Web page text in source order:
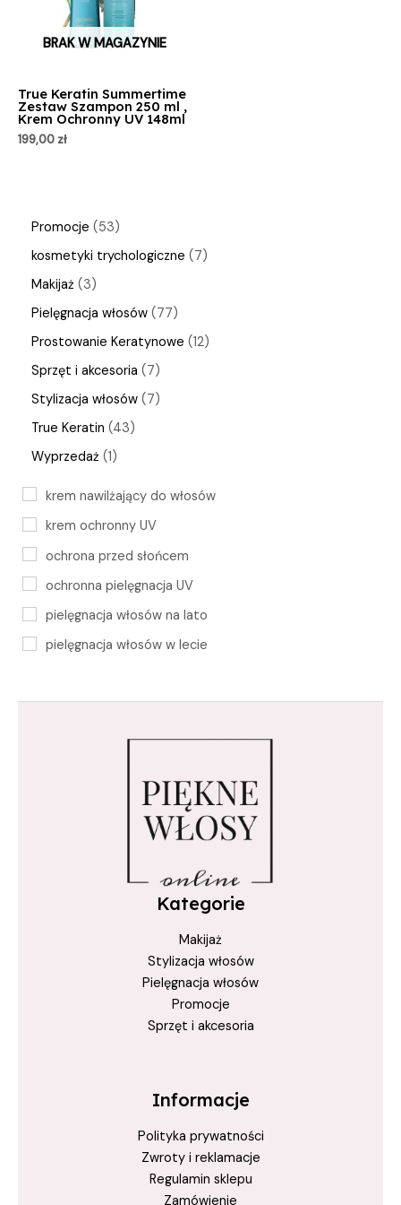
Promocje 53
kosmetyki trychologiczne 7
Makijaż 3
Pielęgnacja włosów 77
Prostowanie Keratynowe 12
Sprzęt i akcesoria 7
Stylizacja włosów 7
True Keratin 43
Wyprzedaż 1
krem nawilżający do włosów
krem ochronny UV
ochrona przed słońcem
ochronna pielęgnacja UV
pielęgnacja włosów na lato
pielęgnacja włosów w lecie
szampon do włosów na lato
szampon ochronny UV
True Keratin Summertime
włosy po kąpieli w morzu
BRAK W MAGAZYNIE
True Keratin Summertime
Zestaw Szampon 250 ml ,
Krem Ochronny UV 148ml
199,00 zł
Kategorie
Makijaż
Stylizacja włosów
Pielęgnacja włosów
Promocje
Sprzęt i akcesoria
Informacje
Polityka prywatności
Zwroty i reklamacje
Regulamin sklepu
Zamówienie